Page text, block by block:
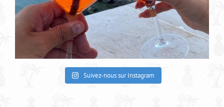
Suivez-nous sur Instagram